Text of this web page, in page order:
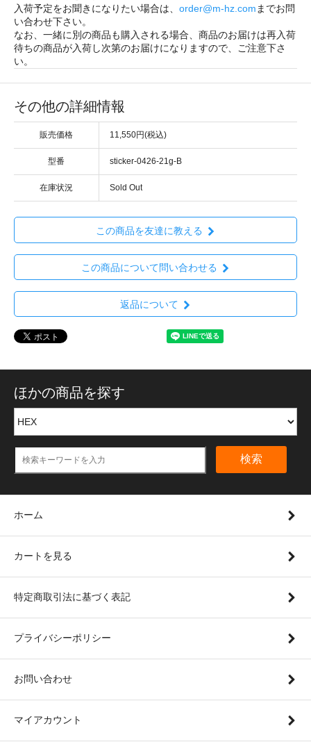
入荷予定をお聞きになりたい場合は、 order@m-hz.comまでお問
い合わせ下さい。
なお、一緒に別の商品も購入される場合、商品のお届けは再入荷
待ちの商品が入荷し次第のお届けになりますので、ご注意下さ
い。
その他の詳細情報
販売価格 11,550円(税込)
型番 sticker-0426-21g-B
在庫状況 Sold Out
この商品を友達に教える
この商品について問い合わせる
返品について
ほかの商品を探す
検索
ホーム
カートを見る
特定商取引法に基づく表記
プライバシーポリシー
お問い合わせ
マイアカウント